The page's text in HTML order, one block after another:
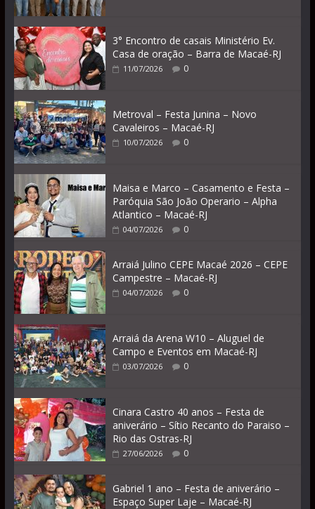
3° Encontro de casais Ministério Ev.
Casa de oração – Barra de Macaé-RJ
11/07/2026 0
Metroval – Festa Junina – Novo
Cavaleiros – Macaé-RJ
10/07/2026 0
Maisa e Marco – Casamento e Festa –
Paróquia São João Operario – Alpha
Atlantico – Macaé-RJ
04/07/2026 0
Arraiá Julino CEPE Macaé 2026 – CEPE
Campestre – Macaé-RJ
04/07/2026 0
Arraiá da Arena W10 – Aluguel de
Campo e Eventos em Macaé-RJ
03/07/2026 0
Cinara Castro 40 anos – Festa de
aniverário – Sítio Recanto do Paraiso –
Rio das Ostras-RJ
27/06/2026 0
Gabriel 1 ano – Festa de aniverário –
Espaço Super Laje – Macaé-RJ